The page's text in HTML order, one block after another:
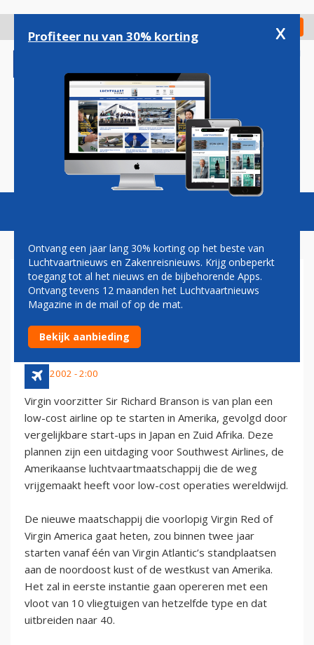
gaan
Check in
Magazine Podcasts Vacatures
BRANSON WIL AMERIKAANSE
LOW-COST AIRLINE
LANCEREN
6 mei 2002 - 2:00
Virgin voorzitter Sir Richard Branson is van plan een
low-cost airline op te starten in Amerika, gevolgd door
vergelijkbare start-ups in Japan en Zuid Afrika. Deze
plannen zijn een uitdaging voor Southwest Airlines, de
Amerikaanse luchtvaartmaatschappij die de weg
vrijgemaakt heeft voor low-cost operaties wereldwijd.
De nieuwe maatschappij die voorlopig Virgin Red of
Virgin America gaat heten, zou binnen twee jaar
starten vanaf één van Virgin Atlantic’s standplaatsen
aan de noordoost kust of de westkust van Amerika.
Het zal in eerste instantie gaan opereren met een
vloot van 10 vliegtuigen van hetzelfde type en dat
uitbreiden naar 40.
Profiteer nu van 30% korting x
Ontvang een jaar lang 30% korting op het beste van
Luchtvaartnieuws en Zakenreisnieuws. Krijg onbeperkt
toegang tot al het nieuws en de bijbehorende Apps.
Ontvang tevens 12 maanden het Luchtvaartnieuws
Magazine in de mail of op de mat.
Bekijk aanbieding